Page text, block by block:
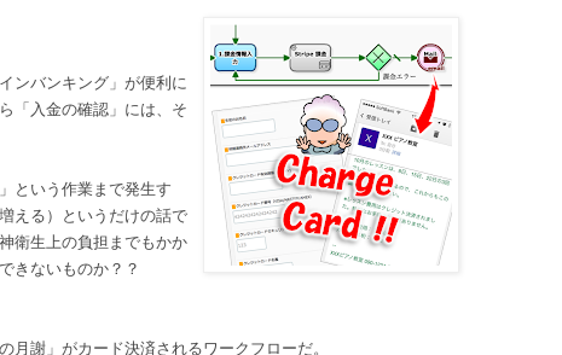
ンバンキング」が便利に
「入金の確認」には、そ
という作業まで発生す
える）というだけの話で
衛生上の負担までもかか
きないものか？？
月謝」がカード決済されるワークフローだ。